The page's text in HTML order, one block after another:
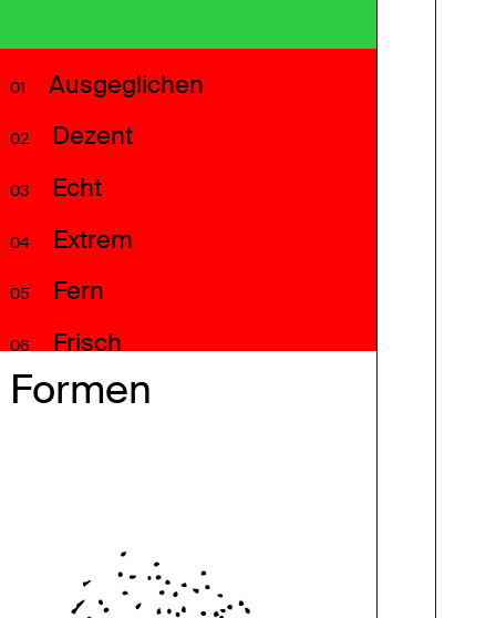
01 Ausgeglichen
02 Dezent
03 Echt
04 Extrem
05 Fern
06 Frisch
Fröhlich
Heiter
Formen